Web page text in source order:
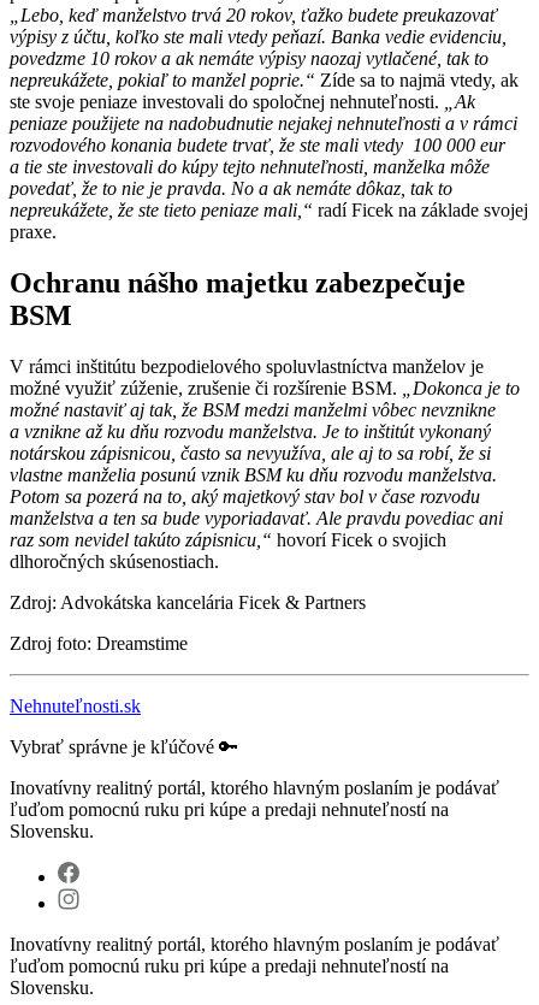
„Lebo, keď manželstvo trvá 20 rokov, ťažko budete preukazovať
výpisy z účtu, koľko ste mali vtedy peňazí. Banka vedie evidenciu,
povedzme 10 rokov a ak nemáte výpisy naozaj vytlačené, tak to
nepreukážete, pokiaľ to manžel poprie.“ Zíde sa to najmä vtedy, ak
ste svoje peniaze investovali do spoločnej nehnuteľnosti.
„Ak
peniaze použijete na nadobudnutie nejakej nehnuteľnosti a v rámci
rozvodového konania budete trvať, že ste mali vtedy 100 000 eur
a tie ste investovali do kúpy tejto nehnuteľnosti, manželka môže
povedať, že to nie je pravda. No a ak nemáte dôkaz, tak to
nepreukážete, že ste tieto peniaze mali,“ radí Ficek na základe svojej
praxe.
Ochranu nášho majetku zabezpečuje
BSM
V rámci inštitútu bezpodielového spoluvlastníctva manželov je
možné využiť zúženie, zrušenie či rozšírenie BSM.
„Dokonca je to
možné nastaviť aj tak, že BSM medzi manželmi vôbec nevznikne
a vznikne až ku dňu rozvodu manželstva. Je to inštitút vykonaný
notárskou zápisnicou, často sa nevyužíva, ale aj to sa robí, že si
vlastne manželia posunú vznik BSM ku dňu rozvodu manželstva.
Potom sa pozerá na to, aký majetkový stav bol v čase rozvodu
manželstva a ten sa bude vyporiadavať. Ale pravdu povediac ani
raz som nevidel takúto zápisnicu,“ hovorí Ficek o svojich
dlhoročných skúsenostiach.
Zdroj: Advokátska kancelária Ficek & Partners
Zdroj foto: Dreamstime
Nehnuteľnosti.sk
Vybrať správne je kľúčové 🔑
Inovatívny realitný portál, ktorého hlavným poslaním je podávať
ľuďom pomocnú ruku pri kúpe a predaji nehnuteľností na
Slovensku.
Inovatívny realitný portál, ktorého hlavným poslaním je podávať
ľuďom pomocnú ruku pri kúpe a predaji nehnuteľností na
Slovensku.